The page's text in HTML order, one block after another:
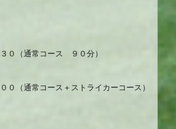
０（通常コース ９０分）
０（通常コース＋ストライカーコース）